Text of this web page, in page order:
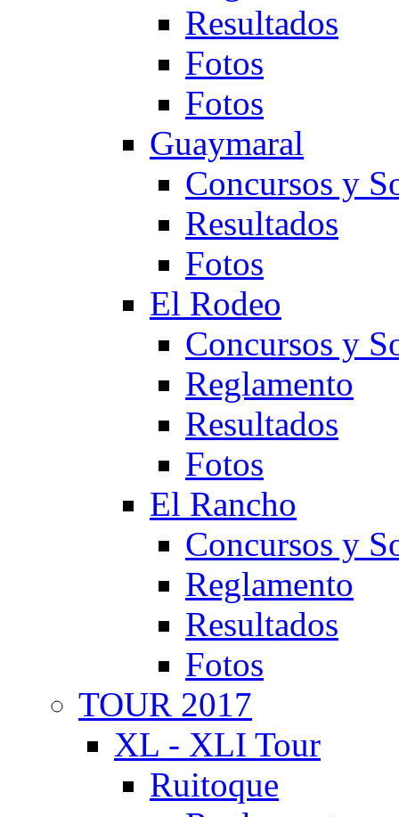
Resultados
Fotos
Fotos
Guaymaral
Concursos y
Resultados
Fotos
El Rodeo
Concursos y
Reglamento
Resultados
Fotos
El Rancho
Concursos y
Reglamento
Resultados
Fotos
TOUR 2017
XL - XLI Tour
Ruitoque